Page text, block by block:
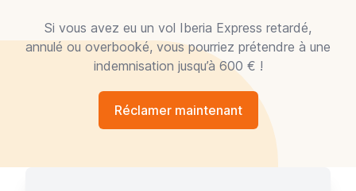
Si vous avez eu un vol Iberia Express retardé,
annulé ou overbooké, vous pourriez prétendre à une
indemnisation jusqu’à 600 € !
Réclamer maintenant